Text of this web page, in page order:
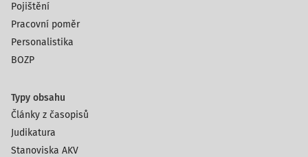
Pojištění
Pracovní poměr
Personalistika
BOZP
Typy obsahu
Články z časopisů
Judikatura
Stanoviska AKV